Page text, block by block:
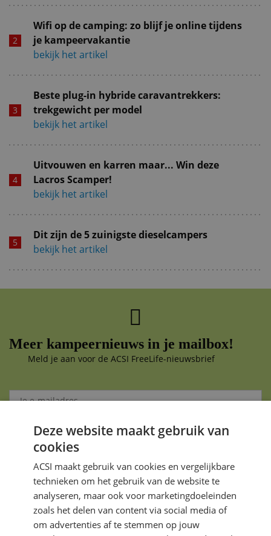
Wifi op de camping: zo blijf je online tijdens
je kampeervakantie
bekijk het artikel
Beste plug-in hybride caravantrekkers:
trekgewicht per model
bekijk het artikel
Uitvouwen en karren maar... Win deze
Lacros Scamper!
bekijk het artikel
Dit zijn de 5 zuinigste dieselcampers
bekijk het artikel
Meer kampeernieuws in je mailbox!
Meld je aan voor de ACSI FreeLife-nieuwsbrief
Aanmelden
Je gegevens zijn veilig en worden niet gedeeld met anderen
Deze website maakt gebruik van
cookies
ACSI maakt gebruik van cookies en vergelijkbare
technieken om het gebruik van de website te
analyseren, maar ook voor marketingdoeleinden
zoals het delen van content via social media of
om advertenties af te stemmen op jouw